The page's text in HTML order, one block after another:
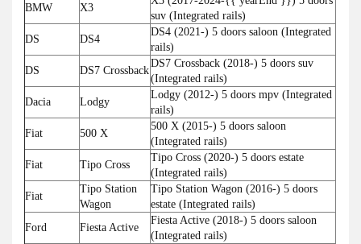
BMW
X3
suv (Integrated rails)
DS
DS4
DS4 (2021-) 5 doors saloon (Integrated
rails)
DS
DS7 Crossback
DS7 Crossback (2018-) 5 doors suv
(Integrated rails)
Dacia
Lodgy
Lodgy (2012-) 5 doors mpv (Integrated
rails)
Fiat
500 X
500 X (2015-) 5 doors saloon
(Integrated rails)
Fiat
Tipo Cross
Tipo Cross (2020-) 5 doors estate
(Integrated rails)
Fiat
Tipo Station
Wagon
Tipo Station Wagon (2016-) 5 doors
estate (Integrated rails)
Ford
Fiesta Active
Fiesta Active (2018-) 5 doors saloon
(Integrated rails)